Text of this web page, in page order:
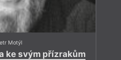
Motýl
ke svým přízrakům